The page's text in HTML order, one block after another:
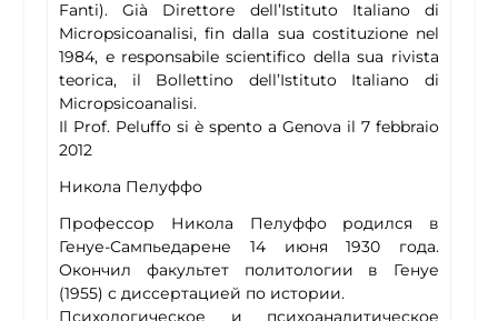
Fanti). Già Direttore dell’Istituto Italiano di
Micropsicoanalisi, fin dalla sua costituzione nel
1984, e responsabile scientifico della sua rivista
teorica, il Bollettino dell’Istituto Italiano di
Micropsicoanalisi.
Il Prof. Peluffo si è spento a Genova il 7 febbraio
2012
Никола Пелуффо
Профессор Никола Пелуффо родился в
Генуе-Сампьедарене 14 июня 1930 года.
Окончил факультет политологии в Генуе
(1955) с диссертацией по истории.
Психологическое и психоаналитическое